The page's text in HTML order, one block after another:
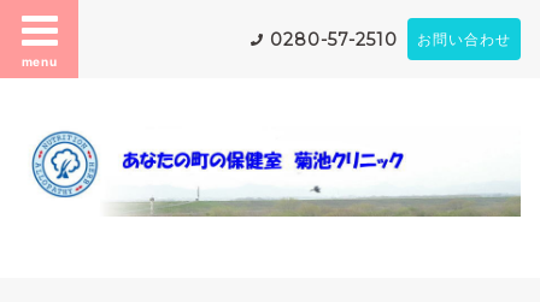
menu
0280-57-2510 お問い合わせ